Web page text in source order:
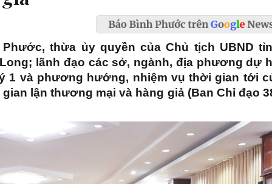
thừa ủy quyền của Chủ tịch UBND
lãnh đạo các sở, ngành, địa phương dự
1 và phương hướng, nhiệm vụ thời gian tới
lận thương mại và hàng giả (Ban Chỉ đạo